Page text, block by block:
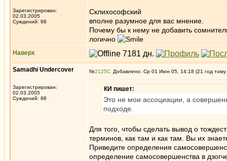
Зарегистрирован:
02.03.2005
Суждений: 98
Склихософский
вполне разумное для вас мнение.
Почему бы к нему не добавить
логично
Наверх
Samadhi Undercover
Зарегистрирован:
02.03.2005
Суждений: 98
№2125 Добавлено: Ср 01 Июн 05, 14:18 (21 год тому
КИ пишет:
Это не мои ассоциации, а
подходе.
Для того, чтобы сделать вывод о
терминов, как там и как там. Вы их
Приведите определения
определение самосовершенства в